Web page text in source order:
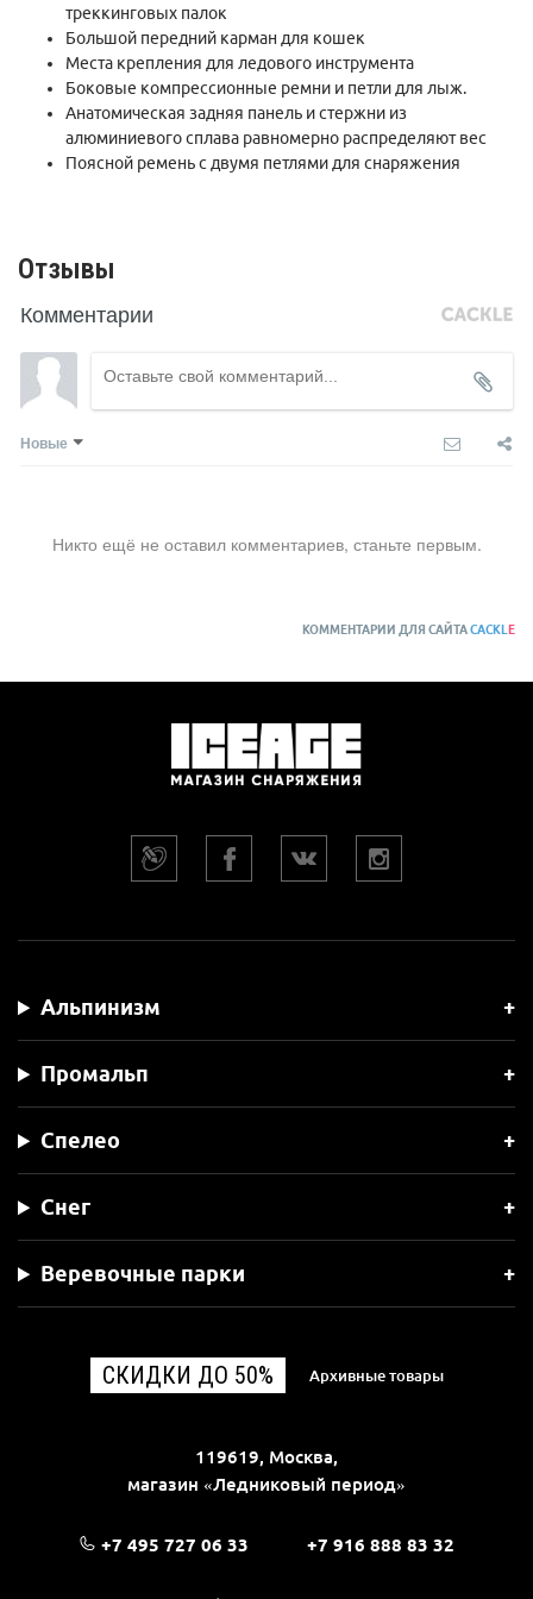
Вес 1300 грамм, по измерению в магазине.
треккинговых палок
Большой передний карман для кошек
Места крепления для ледового инструмента
Боковые компрессионные ремни и петли для лыж.
Анатомическая задняя панель и стержни из
алюминиевого сплава равномерно распределяют вес
Поясной ремень с двумя петлями для снаряжения
Отзывы
Комментарии
Новые
Никто ещё не оставил комментариев, станьте первым.
КОММЕНТАРИИ ДЛЯ САЙТАCACKL E
Альпинизм
Промальп
Спелео
Снег
Веревочные парки
СКИДКИ ДО 50% Архивные товары
119619, Москва,
магазин «Ледниковый период»
+7 495 727 06 33 +7 916 888 83 32